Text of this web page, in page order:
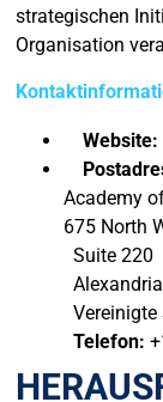
strategischen
Organisation
Website:
Academy
675 North
Suite 220
Vereinigte
Telefon: